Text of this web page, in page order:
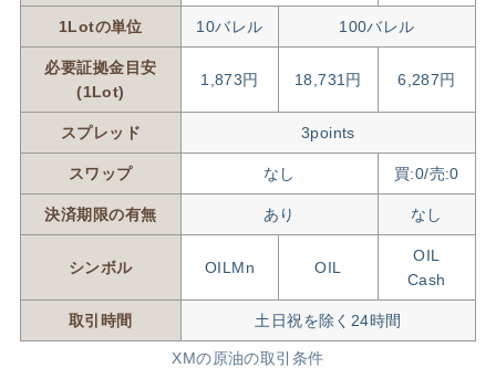
1Lotの単位 10バレル 100バレル
必要証拠金目安
(1Lot)
1,873円 18,731円 6,287円
スプレッド 3points
スワップ なし 買:0/売:0
決済期限の有無 あり なし
シンボル OILMn OIL
OIL
Cash
取引時間 土日祝を除く24時間
XMの原油の取引条件